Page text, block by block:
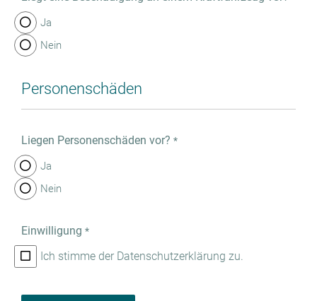
Ja
Nein
Personenschäden
Liegen Personenschäden vor? *
Ja
Nein
Einwilligung *
Ich stimme der Datenschutzerklärung zu.